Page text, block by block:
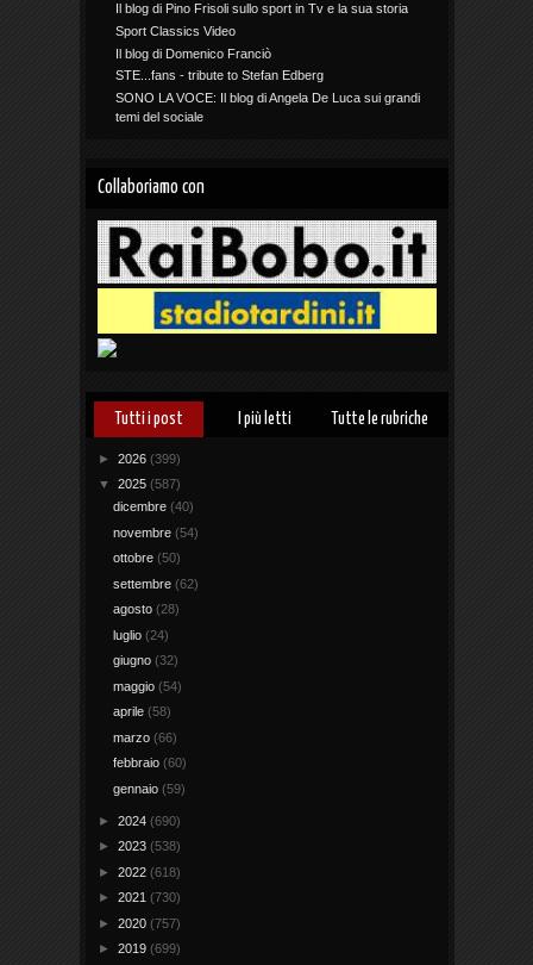
Il blog di Pino Frisoli sullo sport in Tv e la sua storia
Sport Classics Video
Il blog di Domenico Franciò
STE...fans - tribute to Stefan Edberg
SONO LA VOCE: Il blog di Angela De Luca sui grandi
temi del sociale
Collaboriamo con
Tutti i post I più letti Tutte le rubriche
► 2026 (399)
▼ 2025 (587)
dicembre (40)
novembre (54)
ottobre (50)
settembre (62)
agosto (28)
luglio (24)
giugno (32)
maggio (54)
aprile (58)
marzo (66)
febbraio (60)
gennaio (59)
► 2024 (690)
► 2023 (538)
► 2022 (618)
► 2021 (730)
► 2020 (757)
► 2019 (699)